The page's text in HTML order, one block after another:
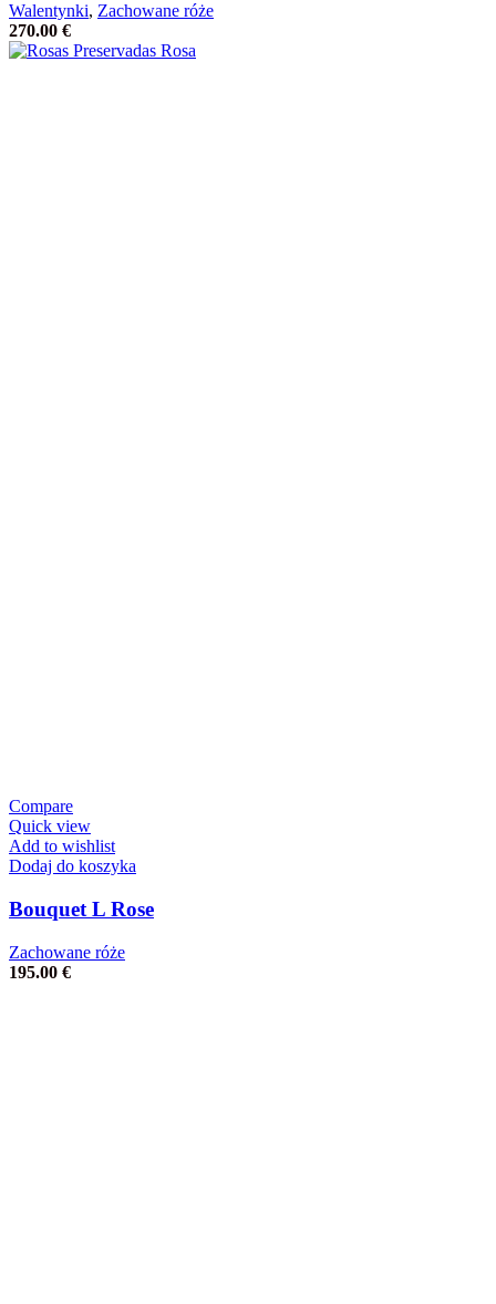
Walentynki, Zachowane róże
270.00 €
Compare
Quick view
Add to wishlist
Dodaj do koszyka
Bouquet L Rose
Zachowane róże
195.00 €